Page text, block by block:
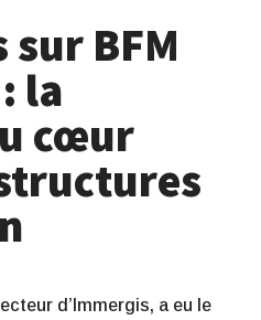
BFM
la
cœur
d’Immergis, a eu le